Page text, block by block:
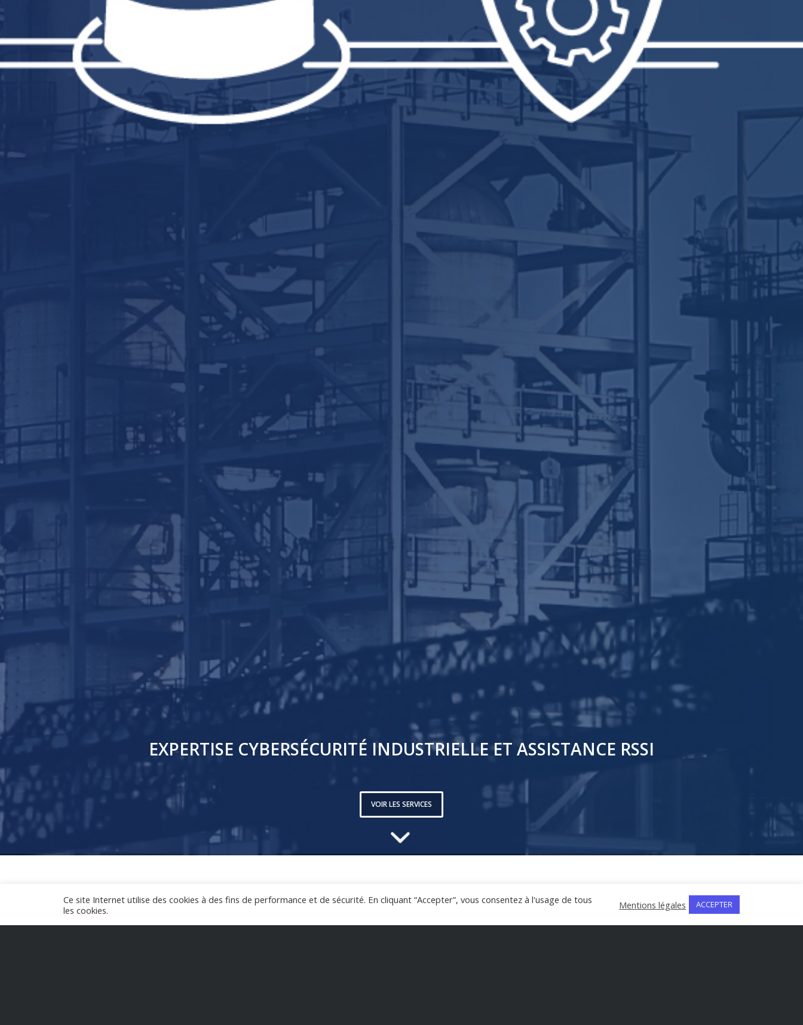
EXPERTISE CYBERSÉCURITÉ INDUSTRIELLE ET ASSISTANCE RSSI
VOIR LES SERVICES
Ce site Internet utilise des cookies à des fins de performance et de sécurité. En cliquant “Accepter”, vous consentez à l'usage de tous
les cookies.
Mentions légales ACCEPTER